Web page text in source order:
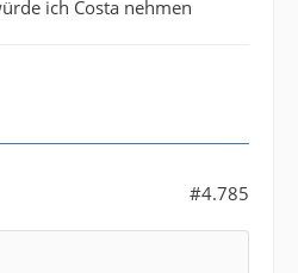
ich Costa nehmen
#4.785